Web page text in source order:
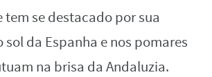
tem se destacado por sua
sol da Espanha e nos pomares
na brisa da Andaluzia.